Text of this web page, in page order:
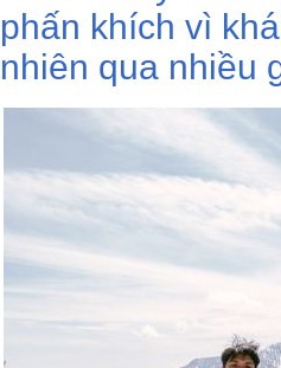
phấn khích vì
nhiên qua nhiều